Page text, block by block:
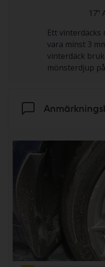
17"
Ett vinterdäcks
vara minst 3
vinterdäck
mönsterdjup